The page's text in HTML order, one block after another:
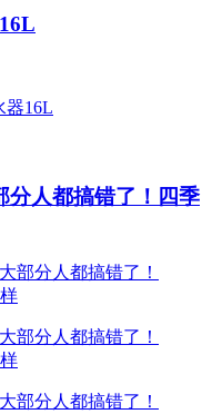
人都搞错了！四季